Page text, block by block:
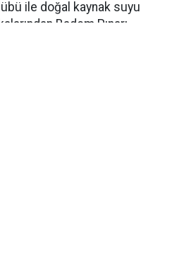
ile doğal kaynak suyu
Badem Pınarı